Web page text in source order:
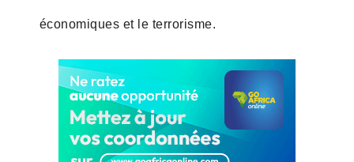
économiques et le terrorisme.